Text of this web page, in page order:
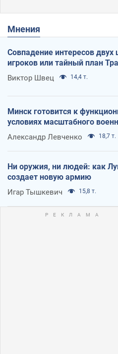
Мнения
Совпадение интересов двух
игроков или тайный план
Виктор Швец 14,4 т.
Минск готовится к
условиях масштабного
Александр Левченко 18,7 т.
Ни оружия, ни людей: как
создает новую армию
Игар Тышкевич 15,8 т.